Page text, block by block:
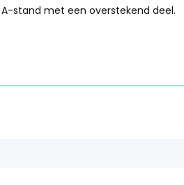
stand met een overstekend deel.